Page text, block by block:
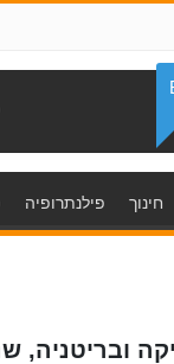
חינוך פילנתרופיה
ובריטניה,